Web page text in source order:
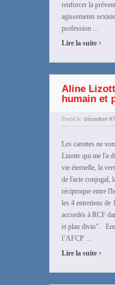
renforcer la
agissements
profession ...
Lire la suite ›
Aline
humain et
Posté le: décembre
Les carottes ne
Lizotte qui me l'a
vie éternelle, la
de l'acte conjugal,
réciproque entre
les 4 entretiens de
accordés à RCF
et plan divin".
l’AFCP ...
Lire la suite ›